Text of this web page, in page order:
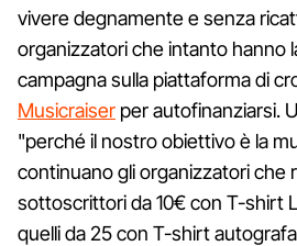
vivere degnamente e senza
organizzatori che intanto hanno
campagna sulla piattaforma di
Musicraiser per autofinanziarsi.
"perché il nostro obiettivo è la
continuano gli organizzatori che
sottoscrittori da 10€ con T-shirt
quelli da 25 con T-shirt